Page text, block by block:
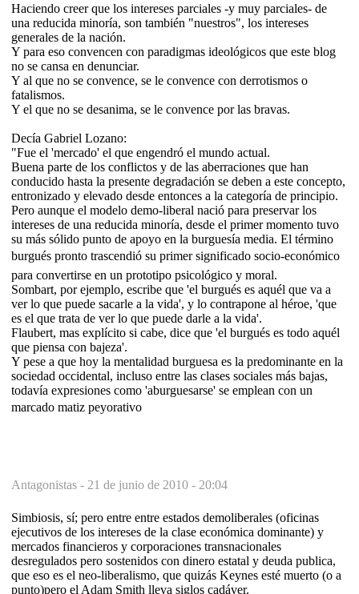
Haciendo creer que los intereses parciales -y muy parciales- de
una reducida minoría, son también "nuestros", los intereses
generales de la nación.
Y para eso convencen con paradigmas ideológicos que este blog
no se cansa en denunciar.
Y al que no se convence, se le convence con derrotismos o
fatalismos.
Y el que no se desanima, se le convence por las bravas.
Decía Gabriel Lozano:
"Fue el 'mercado' el que engendró el mundo actual.
Buena parte de los conflictos y de las aberraciones que han
conducido hasta la presente degradación se deben a este concepto,
entronizado y elevado desde entonces a la categoría de principio.
Pero aunque el modelo demo-liberal nació para preservar los
intereses de una reducida minoría, desde el primer momento tuvo
su más sólido punto de apoyo en la burguesía media. El término
burgués pronto trascendió su primer significado socio-económico
para convertirse en un prototipo psicológico y moral.
Sombart, por ejemplo, escribe que 'el burgués es aquél que va a
ver lo que puede sacarle a la vida', y lo contrapone al héroe, 'que
es el que trata de ver lo que puede darle a la vida'.
Flaubert, mas explícito si cabe, dice que 'el burgués es todo aquél
que piensa con bajeza'.
Y pese a que hoy la mentalidad burguesa es la predominante en la
sociedad occidental, incluso entre las clases sociales más bajas,
todavía expresiones como 'aburguesarse' se emplean con un
marcado matiz peyorativo
Antagonistas - 21 de junio de 2010 - 20:04
Simbiosis, sí; pero entre entre estados demoliberales (oficinas
ejecutivos de los intereses de la clase económica dominante) y
mercados financieros y corporaciones transnacionales
desregulados pero sostenidos con dinero estatal y deuda publica,
que eso es el neo-liberalismo, que quizás Keynes esté muerto (o a
punto)pero el Adam Smith lleva siglos cadáver.